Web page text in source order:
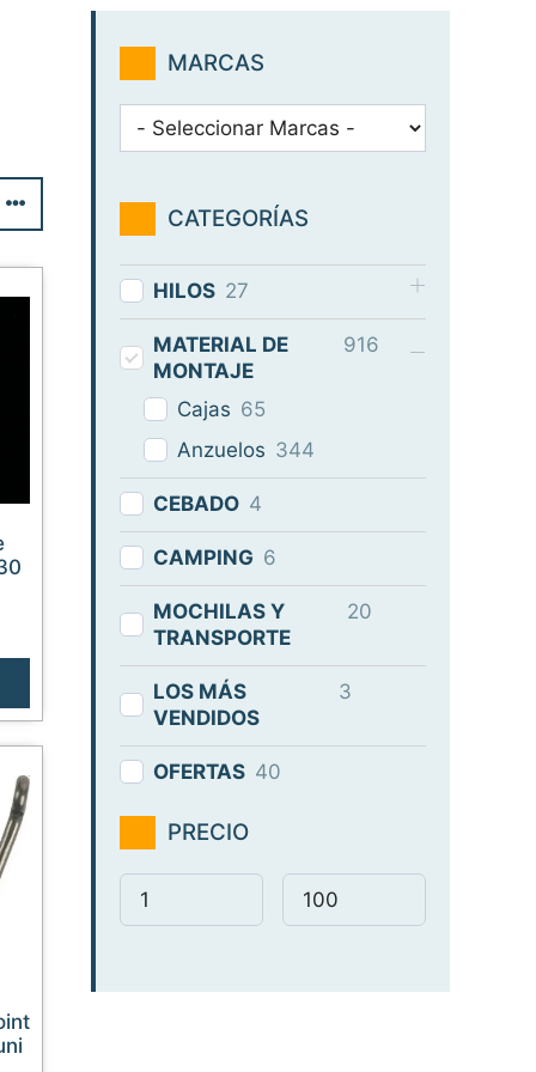
MARCAS
CATEGORÍAS
HILOS 27
MATERIAL DE
MONTAJE
916
Cajas 65
Anzuelos 344
CEBADO 4
CAMPING 6
MOCHILAS Y
TRANSPORTE
20
LOS MÁS
VENDIDOS
3
OFERTAS 40
PRECIO